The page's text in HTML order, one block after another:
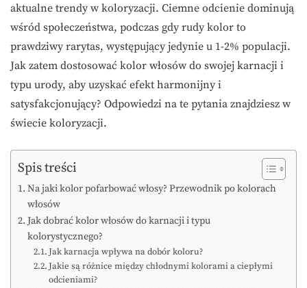
aktualne trendy w koloryzacji. Ciemne odcienie dominują
wśród społeczeństwa, podczas gdy rudy kolor to
prawdziwy rarytas, występujący jedynie u 1-2% populacji.
Jak zatem dostosować kolor włosów do swojej karnacji i
typu urody, aby uzyskać efekt harmonijny i
satysfakcjonujący? Odpowiedzi na te pytania znajdziesz w
świecie koloryzacji.
Spis treści
Na jaki kolor pofarbować włosy? Przewodnik po kolorach
włosów
Jak dobrać kolor włosów do karnacji i typu
kolorystycznego?
Jak karnacja wpływa na dobór koloru?
Jakie są różnice między chłodnymi kolorami a ciepłymi
odcieniami?